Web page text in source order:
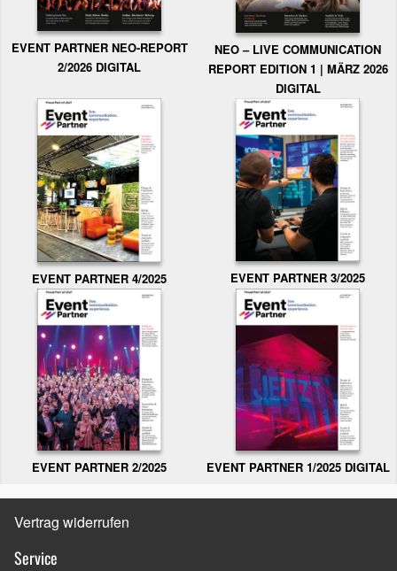
EVENT PARTNER NEO-REPORT
2/2026 DIGITAL
NEO – LIVE COMMUNICATION
REPORT EDITION 1 | MÄRZ 2026
DIGITAL
EVENT PARTNER 4/2025 EVENT PARTNER 3/2025
EVENT PARTNER 2/2025 EVENT PARTNER 1/2025 DIGITAL
Vertrag widerrufen
Service